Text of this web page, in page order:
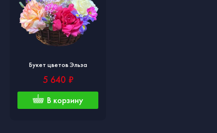
Букет цветов Эльза
5 640 ₽
В корзину